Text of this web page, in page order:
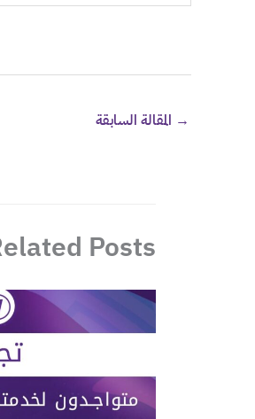
→ المقالة السابقة
Posts